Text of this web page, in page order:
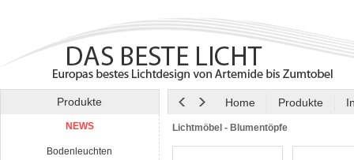
Produkte Home Produkte
NEWS
Bodenleuchten
Lichtmöbel - Blumentöpfe